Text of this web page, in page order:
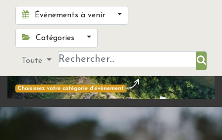
Événements à venir
Catégories
Toute